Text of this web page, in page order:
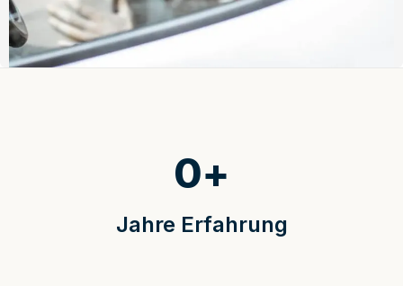
Jahre Erfahrung
0+